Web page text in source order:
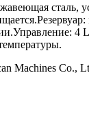
сталь,
4
Machines Co.,